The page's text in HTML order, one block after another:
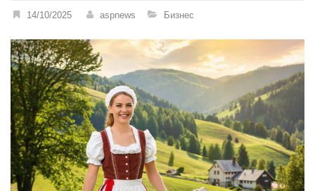
14/10/2025 aspnews Бизнес